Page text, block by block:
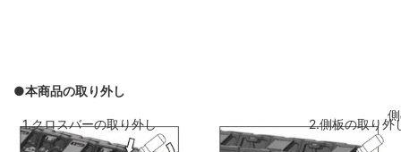
側板のリンクを斜めに前のリンクに差し
込み、はめ込みます
弾性シートを両
ください
●本商品の取り外し
1.クロスバーの取り外し 2.側板の取り外